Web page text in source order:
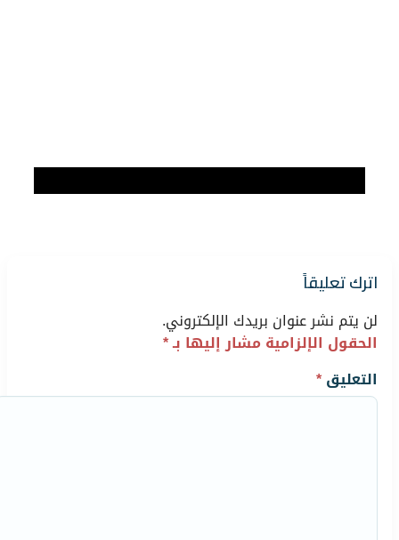
اترك تعليقاً
لن يتم نشر عنوان بريدك الإلكتروني.
الحقول الإلزامية مشار إليها بـ*
التعليق*